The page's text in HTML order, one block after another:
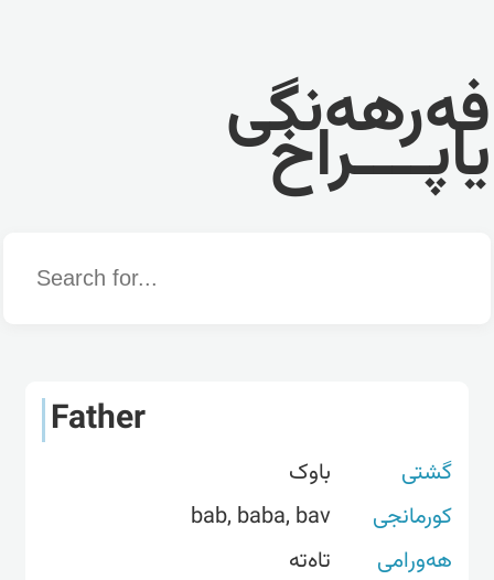
فەرهەنگی
یاپــــراخ
Word
Father
گشتی
باوک
کورمانجی
bab, baba, bav
هەورامی
تاەتە